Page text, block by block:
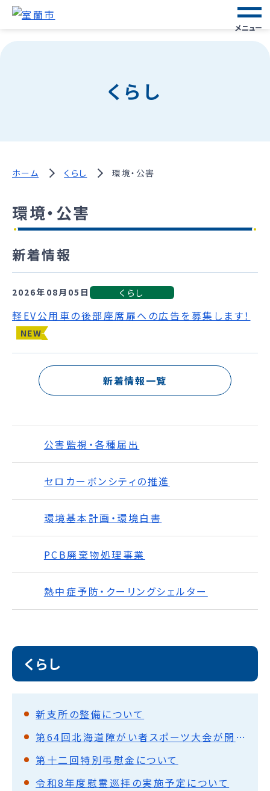
メニュー
くらし
ホーム くらし 環境・公害
環境・公害
新着情報
2026年08月05日 くらし
軽EV公用車の後部座席扉への広告を募集します！
NEW
新着情報一覧
公害監視・各種届出
セロカーボンシティの推進
環境基本計画・環境白書
PCB廃棄物処理事業
熱中症予防・クーリングシェルター
くらし
新支所の整備について
第64回北海道障がい者スポーツ大会が開催されます
第十二回特別弔慰金について
令和8年度慰霊巡拝の実施予定について